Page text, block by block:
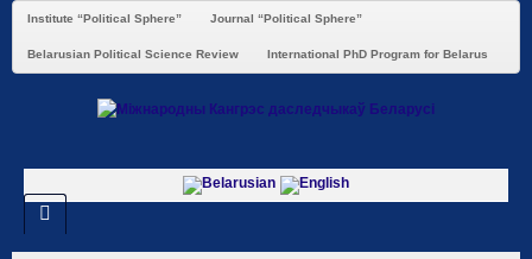
Institute “Political Sphere” Journal “Political Sphere”
Belarusian Political Science Review International PhD Program for Belarus